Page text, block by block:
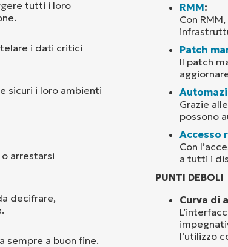
tutti i loro
i dati critici
sicuri i loro ambienti
arrestarsi
decifrare,
sempre a buon fine.
RMM:
Con
Patch
Il patch
Grazie
possono
Accesso
Con
a tutti i
PUNTI DEBOLI
Curva di
l’utilizzo